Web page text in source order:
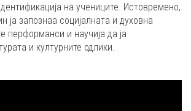
на учениците. Истовремено,
ја запознаа социјалната и духовна
перформанси и научија да ја
и културните одлики.